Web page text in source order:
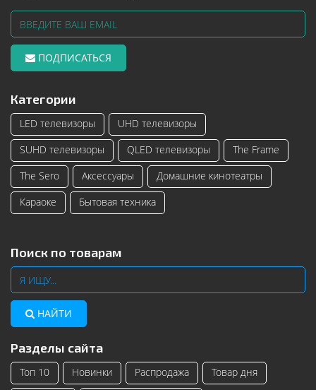
ПОДПИСАТЬСЯ
Категории
LED телевизоры
UHD телевизоры
SUHD телевизоры
QLED телевизоры
The Frame
The Sero
Аксессуары
Домашние кинотеатры
Караоке
Бытовая техника
Поиск по товарам
НАЙТИ
Разделы сайта
Топ 10 Новинки Распродажа
Товар дня